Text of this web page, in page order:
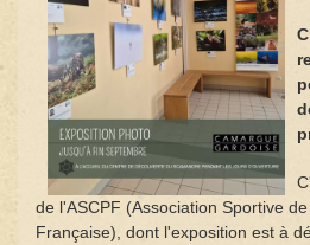
de l'ASCPF (Association Sportive
Française), dont l'exposition est à